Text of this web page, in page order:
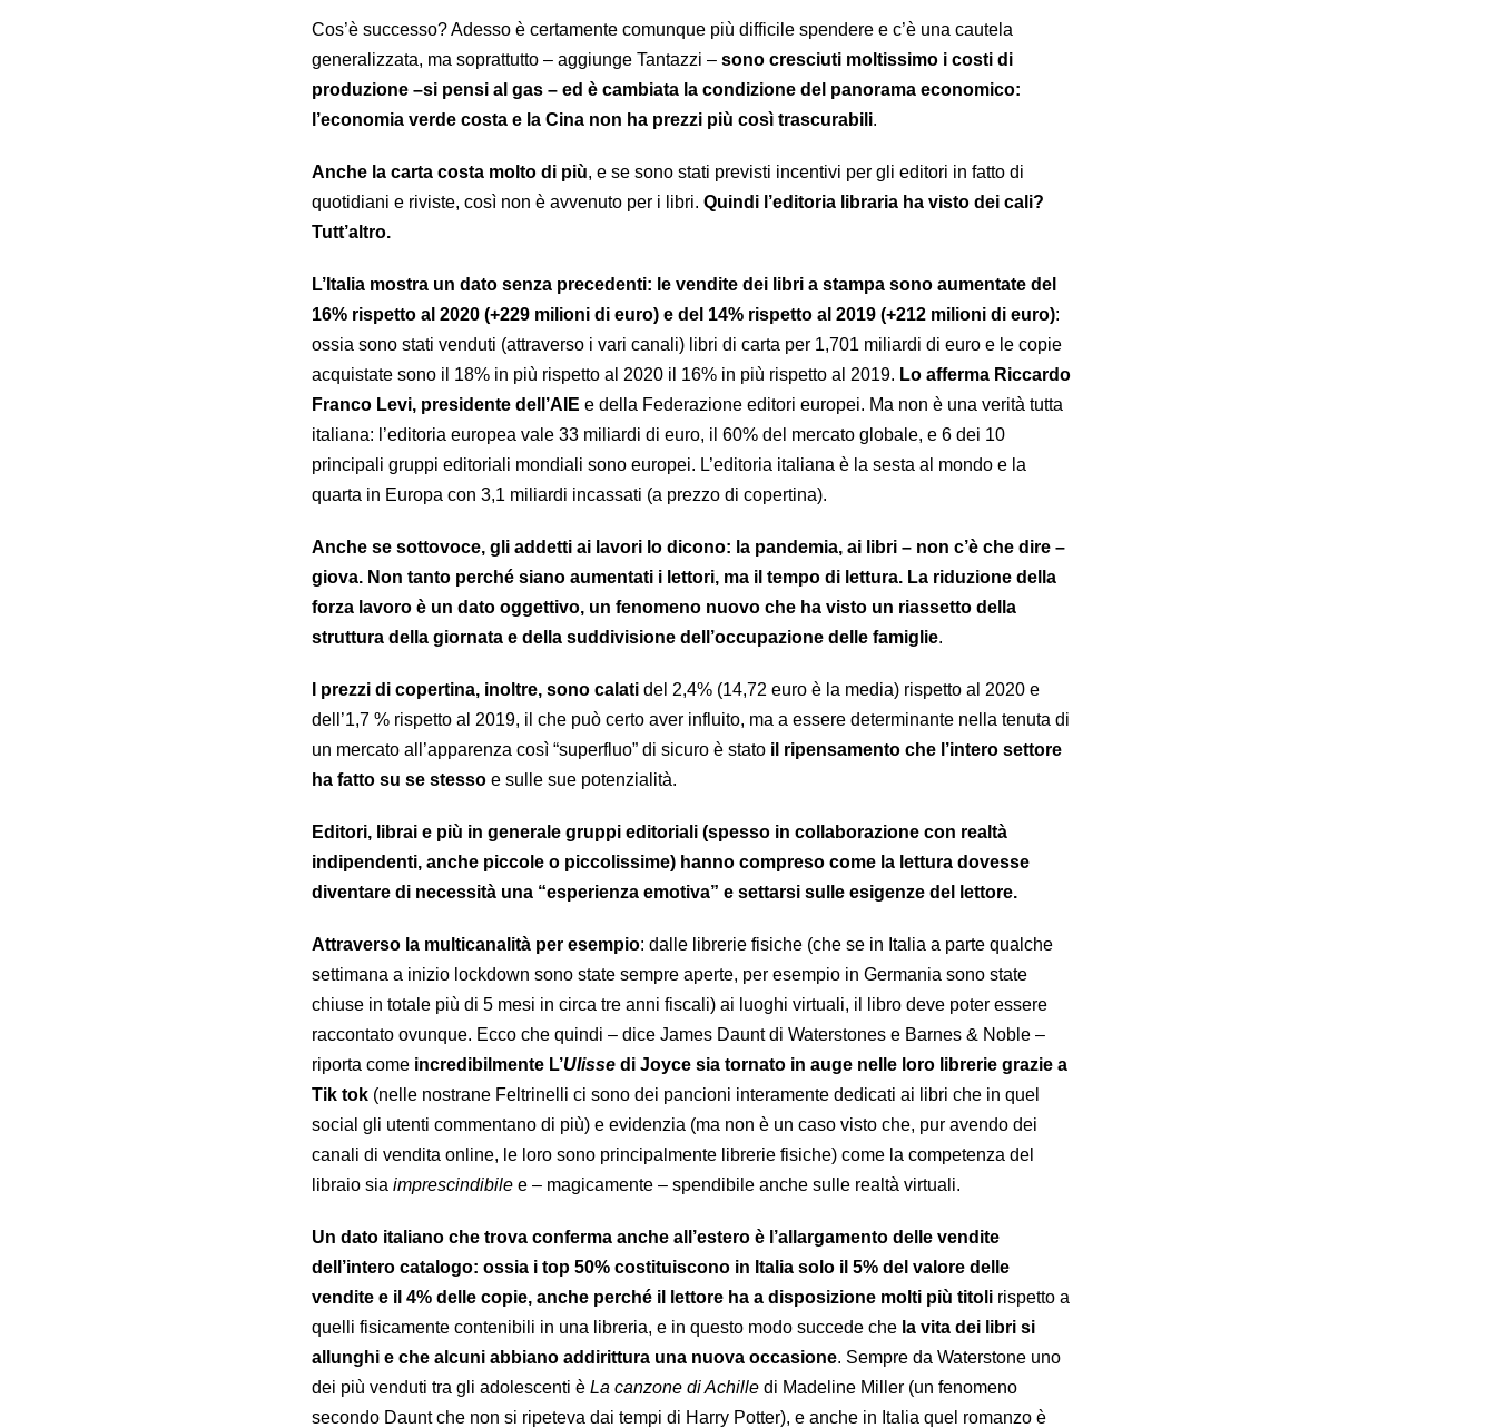
Cos’è successo? Adesso è certamente comunque più difficile spendere e c’è una cautela
generalizzata, ma soprattutto – aggiunge Tantazzi – sono cresciuti moltissimo i costi di
produzione –si pensi al gas – ed è cambiata la condizione del panorama economico:
l’economia verde costa e la Cina non ha prezzi più così trascurabili.
Anche la carta costa molto di più, e se sono stati previsti incentivi per gli editori in fatto di
quotidiani e riviste, così non è avvenuto per i libri. Quindi l’editoria libraria ha visto dei cali?
Tutt’altro.
L’Italia mostra un dato senza precedenti: le vendite dei libri a stampa sono aumentate del
16% rispetto al 2020 (+229 milioni di euro) e del 14% rispetto al 2019 (+212 milioni di euro):
ossia sono stati venduti (attraverso i vari canali) libri di carta per 1,701 miliardi di euro e le copie
acquistate sono il 18% in più rispetto al 2020 il 16% in più rispetto al 2019. Lo afferma Riccardo
Franco Levi, presidente dell’AIE e della Federazione editori europei. Ma non è una verità tutta
italiana: l’editoria europea vale 33 miliardi di euro, il 60% del mercato globale, e 6 dei 10
principali gruppi editoriali mondiali sono europei. L’editoria italiana è la sesta al mondo e la
quarta in Europa con 3,1 miliardi incassati (a prezzo di copertina).
Anche se sottovoce, gli addetti ai lavori lo dicono: la pandemia, ai libri – non c’è che dire –
giova. Non tanto perché siano aumentati i lettori, ma il tempo di lettura. La riduzione della
forza lavoro è un dato oggettivo, un fenomeno nuovo che ha visto un riassetto della
struttura della giornata e della suddivisione dell’occupazione delle famiglie.
I prezzi di copertina, inoltre, sono calati del 2,4% (14,72 euro è la media) rispetto al 2020 e
dell’1,7 % rispetto al 2019, il che può certo aver influito, ma a essere determinante nella tenuta di
un mercato all’apparenza così “superfluo” di sicuro è stato il ripensamento che l’intero settore
ha fatto su se stesso e sulle sue potenzialità.
Editori, librai e più in generale gruppi editoriali (spesso in collaborazione con realtà
indipendenti, anche piccole o piccolissime) hanno compreso come la lettura dovesse
diventare di necessità una “esperienza emotiva” e settarsi sulle esigenze del lettore.
Attraverso la multicanalità per esempio: dalle librerie fisiche (che se in Italia a parte qualche
settimana a inizio lockdown sono state sempre aperte, per esempio in Germania sono state
chiuse in totale più di 5 mesi in circa tre anni fiscali) ai luoghi virtuali, il libro deve poter essere
raccontato ovunque. Ecco che quindi – dice James Daunt di Waterstones e Barnes & Noble –
riporta come incredibilmente L’Ulisse di Joyce sia tornato in auge nelle loro librerie grazie a
Tik tok (nelle nostrane Feltrinelli ci sono dei pancioni interamente dedicati ai libri che in quel
social gli utenti commentano di più) e evidenzia (ma non è un caso visto che, pur avendo dei
canali di vendita online, le loro sono principalmente librerie fisiche) come la competenza del
libraio sia imprescindibile e – magicamente – spendibile anche sulle realtà virtuali.
Un dato italiano che trova conferma anche all’estero è l’allargamento delle vendite
dell’intero catalogo: ossia i top 50% costituiscono in Italia solo il 5% del valore delle
vendite e il 4% delle copie, anche perché il lettore ha a disposizione molti più titoli rispetto a
quelli fisicamente contenibili in una libreria, e in questo modo succede che la vita dei libri si
allunghi e che alcuni abbiano addirittura una nuova occasione. Sempre da Waterstone uno
dei più venduti tra gli adolescenti è La canzone di Achille di Madeline Miller (un fenomeno
secondo Daunt che non si ripeteva dai tempi di Harry Potter), e anche in Italia quel romanzo è